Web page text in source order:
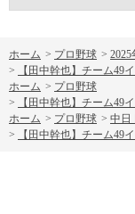
ホーム > プロ野球 > 2025
>
【田中幹也】チーム49
ホーム > プロ野球
>
【田中幹也】チーム49
ホーム > プロ野球 > 中日
>
【田中幹也】チーム49